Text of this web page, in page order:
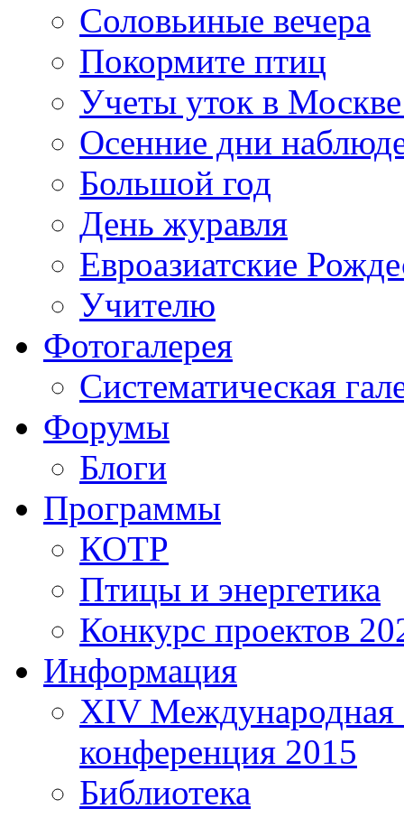
Соловьиные вечера
Покормите птиц
Учеты уток в
Осенние дни
Большой год
День журавля
Евроазиатские
Учителю
Фотогалерея
Систематическая
Форумы
Блоги
Программы
КОТР
Птицы и энергетика
Конкурс проектов
Информация
XIV Международная
конференция 2015
Библиотека